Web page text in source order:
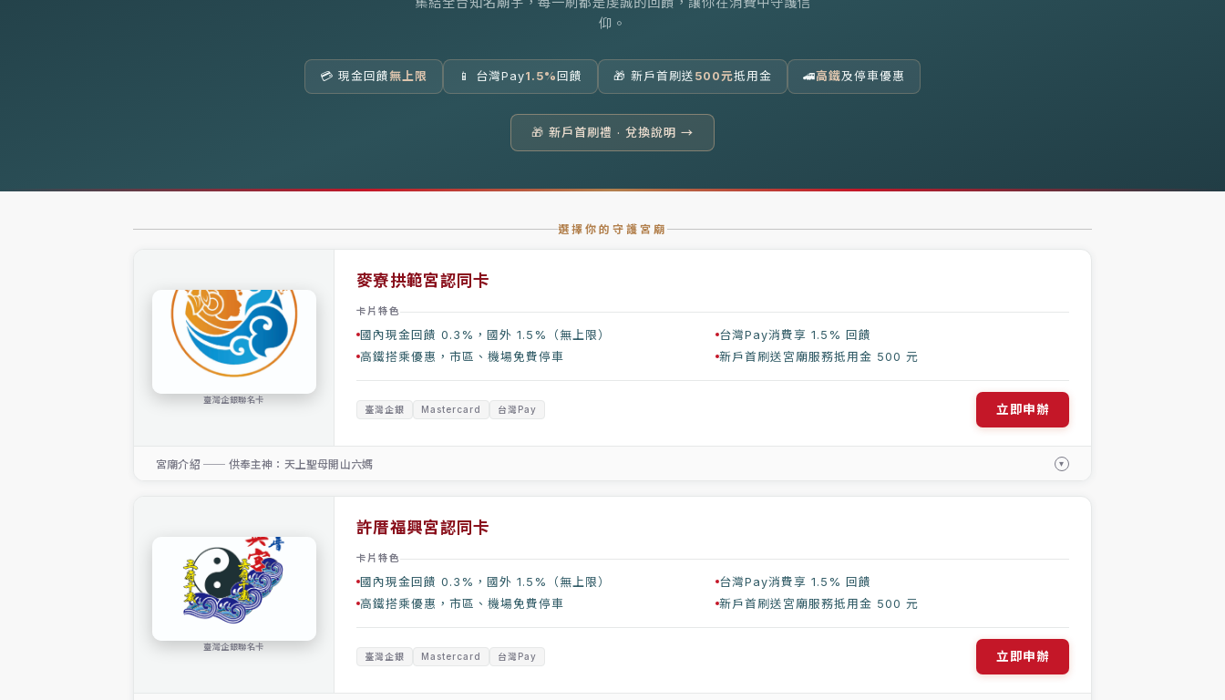
仰。
💳 現金回饋無上限 📱 台灣Pay1.5% 回饋 🎁 新戶首刷送 500元抵用金 🚄高鐵及停車優惠
🎁 新戶首刷禮 · 兌換說明 →
選擇你的守護宮廟
臺灣企銀聯名卡
麥寮拱範宮認同卡
卡片特色
國內現金回饋 0.3%，國外 1.5%（無上限）
台灣Pay消費享 1.5% 回饋
高鐵搭乘優惠，市區、機場免費停車
新戶首刷送宮廟服務抵用金 500 元
臺灣企銀 Mastercard 台灣Pay 立即申辦
宮廟介紹 ── 供奉主神：天上聖母開山六媽 ▾
臺灣企銀聯名卡
許厝福興宮認同卡
卡片特色
國內現金回饋 0.3%，國外 1.5%（無上限）
台灣Pay消費享 1.5% 回饋
高鐵搭乘優惠，市區、機場免費停車
新戶首刷送宮廟服務抵用金 500 元
臺灣企銀 Mastercard 台灣Pay 立即申辦